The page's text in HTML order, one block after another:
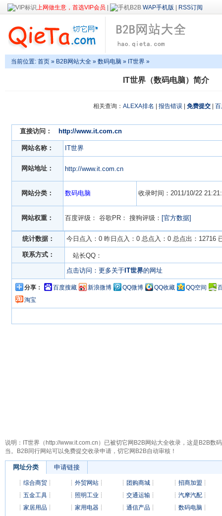
上网做生意，首选VIP会员 WAP手机版 RSS订阅
当前位置: 首页 » B2B网站大全 » 数码电脑 » IT世界 »
IT世界（数码电脑）简介
相关查询： ALEXA排名 报告错误 免费提交
直接访问： http://www.it.com.cn
网站名称： IT世界
网站地址： http://www.it.com.cn
网站分类： 数码电脑 收录时间：2011/10/22
网站权重： 百度评级： 谷歌PR： 搜狗评级： [官方数据]
统计数据： 今日点入：0 昨日点入：0 总点入：0 总点出：12716
联系方式：
站长QQ：
点击访问：更多关于 IT世界的网址
分享： 百度搜藏 新浪微博 QQ微博 QQ收藏 QQ空间
淘宝
说明：IT世界（http://www.it.com.cn）已被切它网B2B网站大全收录，这是B2B
当。B2B同行网站可以免费提交收录申请，切它网B2B自动审核！
网址分类 申请链接
┊ 综合商贸 ┊ ┊ 外贸网站 ┊ ┊ 团购商城 ┊ ┊ 招商加盟 ┊
┊ 五金工具 ┊ ┊ 照明工业 ┊ ┊ 交通运输 ┊ ┊ 汽摩汽配┊
┊ 家居用品 ┊ ┊ 家用电器 ┊ ┊ 通信产品 ┊ ┊ 数码电脑 ┊